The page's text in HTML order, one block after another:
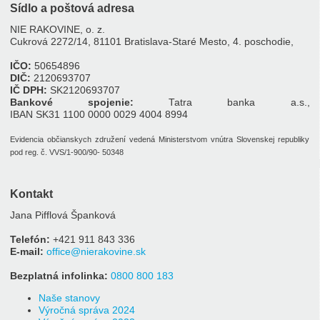
pre
nás
Sídlo a poštová adresa
NIE RAKOVINE, o. z.
Cukrová 2272/14, 81101 Bratislava-Staré Mesto, 4. poschodie,
IČO: 50654896
DIČ: 2120693707
IČ DPH: SK2120693707
Bankové spojenie: Tatra banka a.s.,
IBAN SK31 1100 0000 0029 4004 8994
Evidencia občianskych združení vedená Ministerstvom vnútra Slovenskej republiky
pod reg. č. VVS/1-900/90- 50348
Kontakt
Jana Pifflová Španková
Telefón: +421 911 843 336
E-mail: office@nierakovine.sk
Bezplatná infolinka: 0800 800 183
Naše stanovy
Výročná správa 2024